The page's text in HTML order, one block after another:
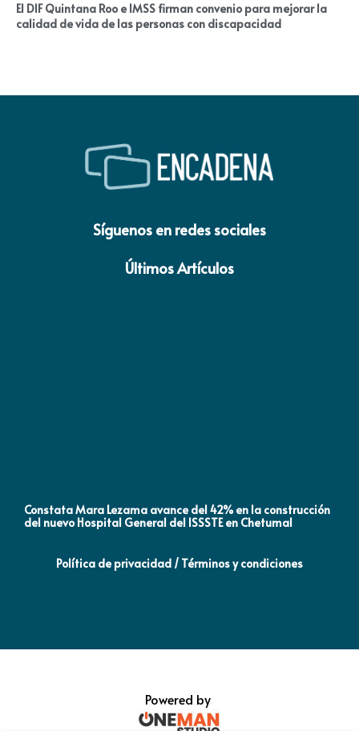
El DIF Quintana Roo e IMSS firman convenio para mejorar la
calidad de vida de las personas con discapacidad
Síguenos en redes sociales
Últimos Artículos
Constata Mara Lezama avance del 42% en la construcción
del nuevo Hospital General del ISSSTE en Chetumal
Política de privacidad / Términos y condiciones
Powered by